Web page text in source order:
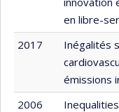
en libre-
2017
Inégalités
émissions
2006